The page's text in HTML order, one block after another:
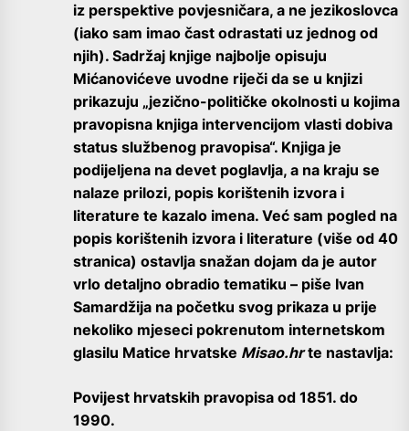
iz perspektive povjesničara, a ne jezikoslovca
(iako sam imao čast odrastati uz jednog od
njih). Sadržaj knjige najbolje opisuju
Mićanovićeve uvodne riječi da se u knjizi
prikazuju „jezično-političke okolnosti u kojima
pravopisna knjiga intervencijom vlasti dobiva
status službenog pravopisa“. Knjiga je
podijeljena na devet poglavlja, a na kraju se
nalaze prilozi, popis korištenih izvora i
literature te kazalo imena. Već sam pogled na
popis korištenih izvora i literature (više od 40
stranica) ostavlja snažan dojam da je autor
vrlo detaljno obradio tematiku – piše Ivan
Samardžija na početku svog prikaza u prije
nekoliko mjeseci pokrenutom internetskom
glasilu Matice hrvatske Misao.hrte nastavlja:
Povijest hrvatskih pravopisa od 1851. do
1990.